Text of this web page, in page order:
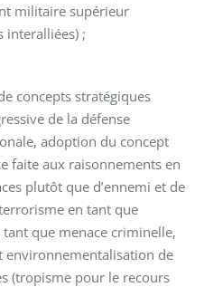
militaire supérieur
interalliées) ;
concepts stratégiques
de la défense
adoption du concept
faite aux raisonnements en
plutôt que d’ennemi et de
en tant que
que menace criminelle,
de
(tropisme pour le recours